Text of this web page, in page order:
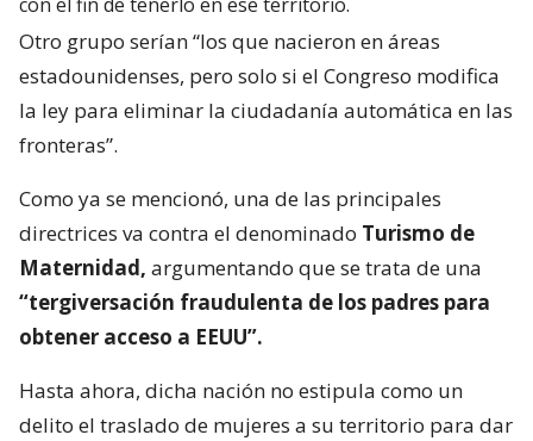
con el fin de tenerlo en ese territorio.
Otro grupo serían “los que nacieron en áreas
estadounidenses, pero solo si el Congreso modifica
la ley para eliminar la ciudadanía automática en las
fronteras”.
Como ya se mencionó, una de las principales
directrices va contra el denominado Turismo de
Maternidad, argumentando que se trata de una
“tergiversación fraudulenta de los padres para
obtener acceso a EEUU”.
Hasta ahora, dicha nación no estipula como un
delito el traslado de mujeres a su territorio para dar